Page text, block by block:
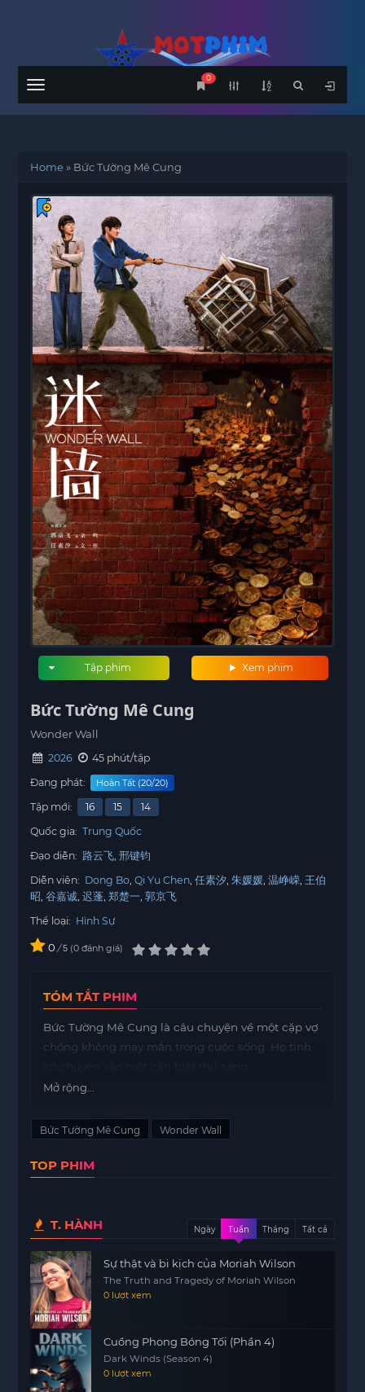
Menu
0
Home» Bức Tường Mê Cung
Xem phim
Tập phim
Bức Tường Mê Cung
Wonder Wall
2026
45 phút/tập
Đang phát:
Hoàn Tất (20/20)
Tập mới: 16 15
14
Quốc gia: Trung Quốc
Đạo diễn: 路云飞 邢键钧
Diễn viên: Dong Bo Qi Yu Chen 任素汐 朱媛媛 温峥嵘 王伯
昭 谷嘉诚 迟蓬 郑楚一 郭京飞
Thể loại: Hình Sự
0 / 5 0 đánh giá
TÓM TẮT PHIM
Bức Tường Mê Cung là câu chuyện về một cặp vợ
chồng không may mắn trong cuộc sống. Họ tình
https://motphims1.com
Tuy nhiên, điều bất ngờ xảy ra khi họ phát hiện ra
một khoản tiền khổng lồ. Từ khoảnh khắc đó,
Những biến cố dồn dập bắt đầu ập đến, khiến
cho cặp vợ chồng này không còn phân biệt được
đâu là giấc mơ đổi đời và đâu là cơn ác mộng
thực sự. Họ phải đối mặt với những thử thách và
quyết định quan trọng mà có thể thay đổi hoàn
toàn số phận của họ.
Bức Tường Mê Cung không chỉ là một câu
chuyện về tiền bạc, mà còn là một hành trình
Mở rộng...
Bức Tường Mê Cung Wonder Wall
TOP PHIM
T. HÀNH Ngày Tuần Tháng Tất cả
Sự thật và bi kịch của Moriah Wilson
The Truth and Tragedy of Moriah Wilson
0 lượt xem
Cuồng Phong Bóng Tối (Phần 4)
Dark Winds (Season 4)
0 lượt xem